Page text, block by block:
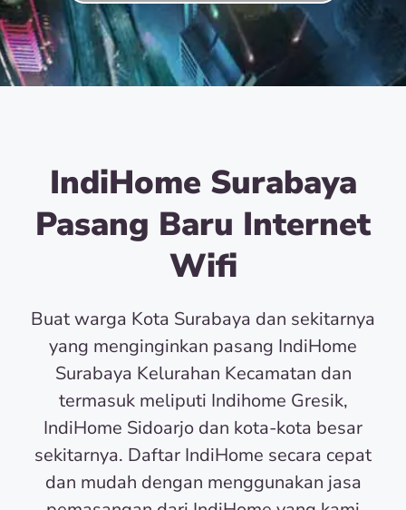
IndiHome Surabaya
Pasang Baru Internet
Wifi
Buat warga Kota Surabaya dan sekitarnya
yang menginginkan pasang IndiHome
Surabaya Kelurahan Kecamatan dan
termasuk meliputi Indihome Gresik,
IndiHome Sidoarjo dan kota-kota besar
sekitarnya. Daftar IndiHome secara cepat
dan mudah dengan menggunakan jasa